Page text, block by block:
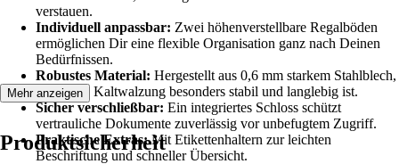
verstauen.
Individuell anpassbar: Zwei höhenverstellbare Regalböden
ermöglichen Dir eine flexible Organisation ganz nach Deinen
Bedürfnissen.
Robustes Material: Hergestellt aus 0,6 mm starkem Stahlblech,
das durch Kaltwalzung besonders stabil und langlebig ist.
Sicher verschließbar: Ein integriertes Schloss schützt
vertrauliche Dokumente zuverlässig vor unbefugtem Zugriff.
Praktische Extras:Mit Etikettenhaltern zur leichten
Beschriftung und schneller Übersicht.
Mehr anzeigen
Produktsicherheit